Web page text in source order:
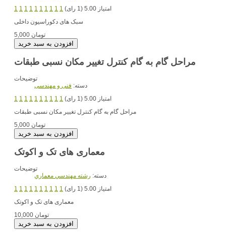
1 1 1 1 1 1 1 1 1 1
امتیاز 5.00 (1 رای)
5,000 تومان
مراحل گام به گام کنترل تغییر مکان نسبی طبقات
توضیحات
دسته: فنی و مهندسی
1 1 1 1 1 1 1 1 1 1
امتیاز 5.00 (1 رای)
5,000 تومان
معماری های تک و اکوتک
توضیحات
دسته: رشته مهندسي معماري
1 1 1 1 1 1 1 1 1 1
امتیاز 5.00 (1 رای)
معماری های تک و اکوتک
10,000 تومان